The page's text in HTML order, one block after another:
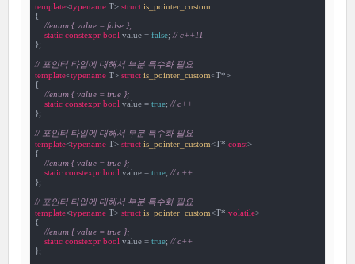
template<typename T> struct is_pointer_custom
{
//enum { value = false };
static constexpr bool value = false; // c++11
};
// 포인터 타입에 대해서 부분 특수화 필요
template<typename T> struct is_pointer_custom<T*>
{
//enum { value = true };
static constexpr bool value = true; // c++
};
// 포인터 타입에 대해서 부분 특수화 필요
template<typename T> struct is_pointer_custom<T* const>
{
//enum { value = true };
static constexpr bool value = true; // c++
};
// 포인터 타입에 대해서 부분 특수화 필요
template<typename T> struct is_pointer_custom<T* volatile>
{
//enum { value = true };
static constexpr bool value = true; // c++
};